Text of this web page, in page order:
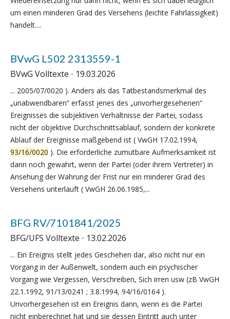
um einen minderen Grad des Versehens (leichte Fahrlässigkeit)
handelt....
BVwG L502 2313559-1
BVwG Volltexte 19.03.2026
... 2005/07/0020 ). Anders als das Tatbestandsmerkmal des
„unabwendbaren“ erfasst jenes des „unvorhergesehenen“
Ereignisses die subjektiven Verhältnisse der Partei, sodass
nicht der objektive Durchschnittsablauf, sondern der konkrete
Ablauf der Ereignisse maßgebend ist ( VwGH 17.02.1994,
93/16/0020 ). Die erforderliche zumutbare Aufmerksamkeit ist
dann noch gewahrt, wenn der Partei (oder ihrem Vertreter) in
Ansehung der Wahrung der Frist nur ein minderer Grad des
Versehens unterläuft ( VwGH 26.06.1985,...
BFG RV/7101841/2025
BFG/UFS Volltexte 13.02.2026
... Ein Ereignis stellt jedes Geschehen dar, also nicht nur ein
Vorgang in der Außenwelt, sondern auch ein psychischer
Vorgang wie Vergessen, Verschreiben, Sich irren usw (zB VwGH
22.1.1992, 91/13/0241 ; 3.8.1994, 94/16/0164 ).
Unvorhergesehen ist ein Ereignis dann, wenn es die Partei
nicht einberechnet hat und sie dessen Eintritt auch unter